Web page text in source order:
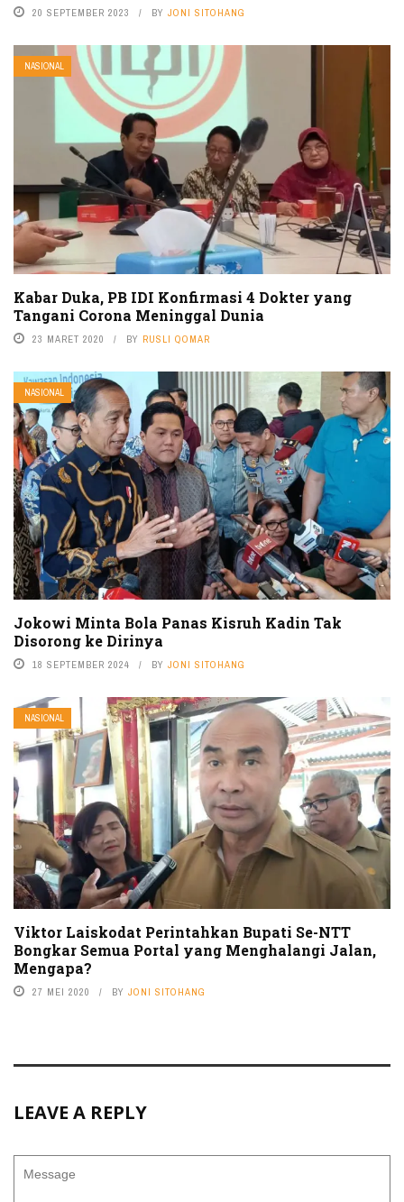
20 SEPTEMBER 2023 BY JONI SITOHANG
NASIONAL
Kabar Duka, PB IDI Konfirmasi 4 Dokter yang
Tangani Corona Meninggal Dunia
23 MARET 2020 BY RUSLI QOMAR
NASIONAL
Jokowi Minta Bola Panas Kisruh Kadin Tak
Disorong ke Dirinya
18 SEPTEMBER 2024 BY JONI SITOHANG
NASIONAL
Viktor Laiskodat Perintahkan Bupati Se-NTT
Bongkar Semua Portal yang Menghalangi Jalan,
Mengapa?
27 MEI 2020 BY JONI SITOHANG
LEAVE A REPLY